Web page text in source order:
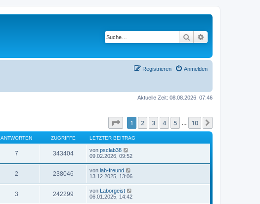
Suche
Anmelden
Registrieren
Aktuelle Zeit: 08.08.2026, 07:46
Seite von10
1 2 3 4 5 10
ANTWORTEN ZUGRIFFE LETZTER BEITRAG
7 343404 von psclab38
09.02.2026, 09:52
2 238046 von lab-freund
13.12.2025, 13:06
3 242299 von Laborgeist
06.01.2025, 14:42